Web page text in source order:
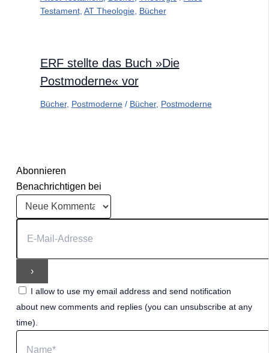
Testament, AT Theologie, Bücher
ERF stellte das Buch »Die
Postmoderne« vor
Bücher, Postmoderne/ Bücher, Postmoderne
Abonnieren
Benachrichtigen bei
I allow to use my email address and send notification
about new comments and replies (you can unsubscribe at any
time).